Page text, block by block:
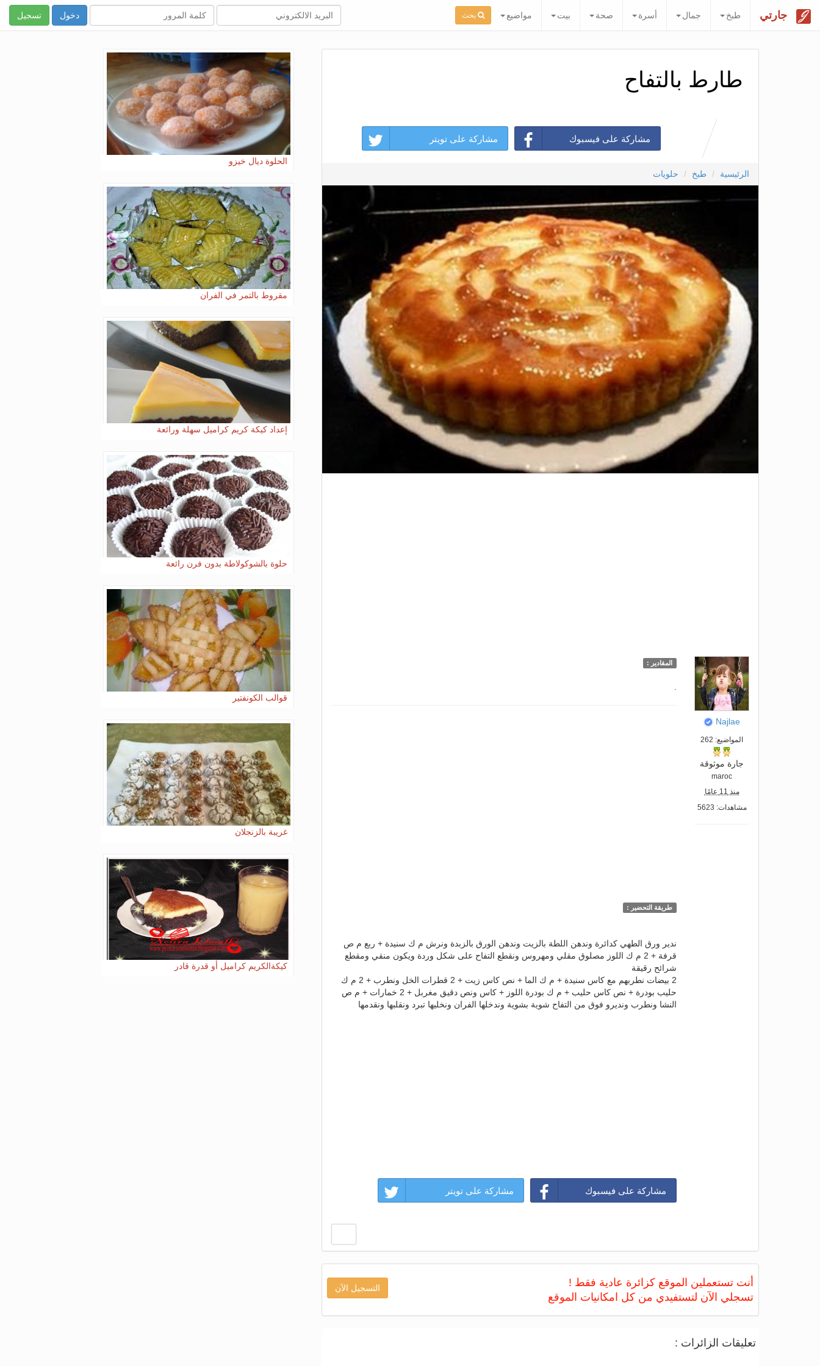
جارتي طبخ جمال أسرة صحة بيت مواضيع بحث تسجيل
طارط بالتفاح
مشاركة على فيسبوك مشاركة على تويتر
الرئيسية طبخ حلويات
Najlae
المواضيع: 262
جارة موثوقة
maroc
منذ 11 عامًا
مشاهدات: 5623
المقادير :
طريقة التحضير :
ندير ورق الطهي كدائرة وندهن اللطة بالزيت وندهن الورق بالزبدة ونرش م ك سنيدة + ربع م ص
قرفة + 2 م ك اللوز مصلوق مقلي ومهروس ونقطع التفاح على شكل وردة ويكون منقي ومقطع
شرائح رقيقة
2 بيضات نطربهم مع كاس سنيدة + م ك الما + نص كاس زيت + 2 قطرات الخل ونطرب + 2 م ك
حليب بودرة + نص كاس حليب + م ك بودرة اللوز + كاس ونص دقيق مغربل + 2 خمارات + م ص
النشا ونطرب ونديرو فوق من التفاح شوية بشوية وندخلها الفران ونخليها تبرد ونقلبها ونقدمها
مشاركة على فيسبوك مشاركة على تويتر
أنت تستعملين الموقع كزائرة عادية فقط !
تسجلي الآن لتستفيدي من كل امكانيات الموقع
التسجيل الآن
تعليقات الزائرات :
الحلوة ديال خيزو
مقروط بالتمر في الفران
إعداد كيكة كريم كراميل سهلة ورائعة
حلوة بالشوكولاطة بدون فرن رائعة
قوالب الكونفتير
غريبة بالزنجلان
كيكةالكريم كراميل أو قدرة قادر